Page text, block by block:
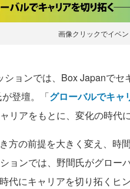
画像クリックでイベ
ョンでは、Box Japanでセ
登壇。「グローバルでキ
リアをもとに、変化の時代
方の前提を大きく変え、時
ョンでは、野間氏がグロー
代にキャリアを切り拓くヒ